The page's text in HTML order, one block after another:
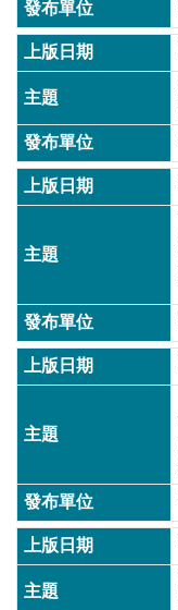
關
通
訊
錄
關
資
料
首
網
站
導
覽
市
箱
常
見
問